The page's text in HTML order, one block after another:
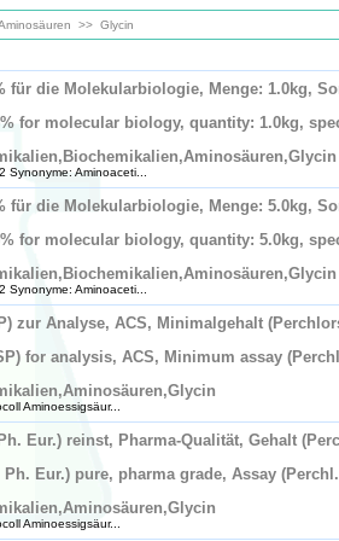
>> Glycin
für die Molekularbiologie, Menge: 1.0kg,
for molecular biology, quantity: 1.0kg,
Synonyme: Aminoaceti...
für die Molekularbiologie, Menge: 5.0kg,
for molecular biology, quantity: 5.0kg,
Synonyme: Aminoaceti...
zur Analyse, ACS, Minimalgehalt
for analysis, ACS, Minimum assay
Aminoessigsäur...
Eur.) reinst, Pharma-Qualität, Gehalt
Ph. Eur.) pure, pharma grade, Assay
Aminoessigsäur...